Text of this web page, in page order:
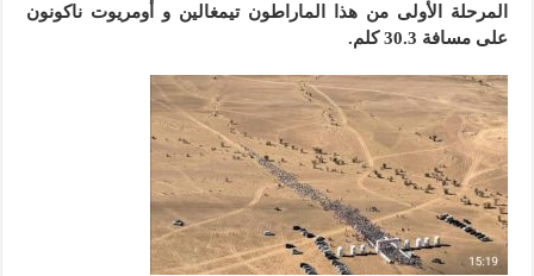
المرحلة الأولى من هذا الماراطون تيمغالين و أومريوت ناكونون
على مسافة 30.3 كلم.